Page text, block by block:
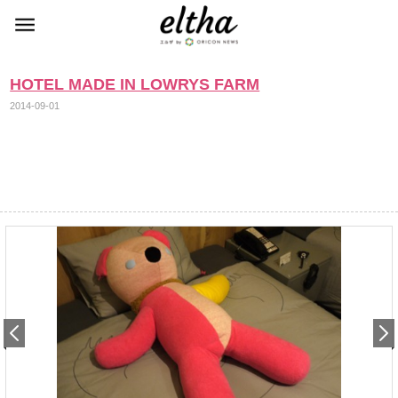
HOTEL MADE IN LOWRYS FARM
2014-09-01